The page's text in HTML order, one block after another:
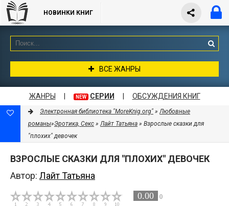
НОВИНКИ КНИГ
ВСЕ ЖАНРЫ
ЖАНРЫ NEW СЕРИИ ОБСУЖДЕНИЯ КНИГ
Электронная библиотека "MoreKnig.org" »Любовные
романы»Эротика, Секс »Лайт Татьяна » Взрослые сказки для
"плохих" девочек
ВЗРОСЛЫЕ СКАЗКИ ДЛЯ "ПЛОХИХ" ДЕВОЧЕК
Автор: Лайт Татьяна
0.00 0